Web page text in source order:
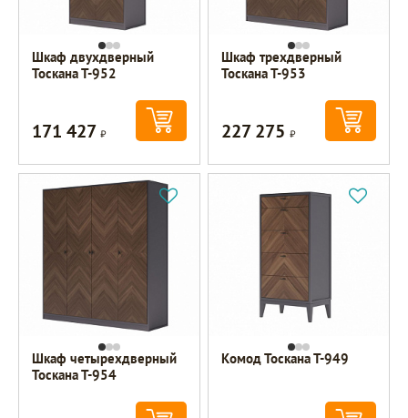
Шкаф двухдверный
Тоскана Т-952
171 427Р
Шкаф трехдверный
Тоскана Т-953
227 275Р
Шкаф четырехдверный
Тоскана Т-954
Комод Тоскана Т-949